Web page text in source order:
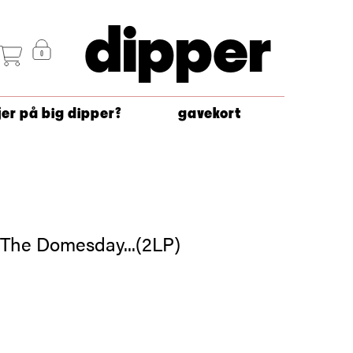
dipper
på big dipper? gavekort
Domesday...(2LP)